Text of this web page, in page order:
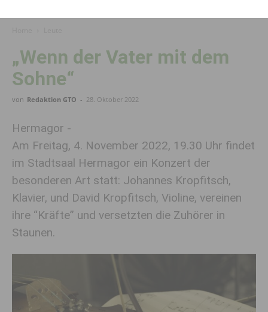
„Wenn der Vater mit dem
Sohne“
von Redaktion GTO - 28. Oktober 2022
Hermagor -
Am Freitag, 4. November 2022, 19.30 Uhr findet
im Stadtsaal Hermagor ein Konzert der
besonderen Art statt: Johannes Kropfitsch,
Klavier, und David Kropfitsch, Violine, vereinen
ihre “Kräfte” und versetzten die Zuhörer in
Staunen.